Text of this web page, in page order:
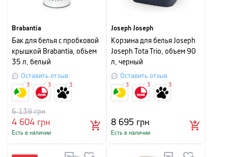
Brabantia
Бак для белья с пробковой
крышкой Brabantia, объем
35 л, белый
Оставить отзыв
4 604 грн
6 139грн
Есть в наличии
3 3 3
Joseph Joseph
Корзина для белья Joseph
Joseph Tota Trio, объем 90
л, черный
Оставить отзыв
8 695 грн
Есть в наличии
3 3 3